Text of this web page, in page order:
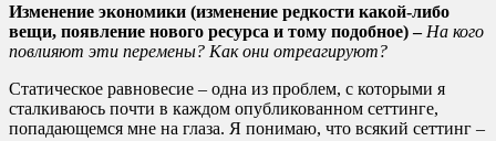
Изменение экономики (изменение редкости какой-либо
вещи, появление нового ресурса и тому подобное) – На кого
повлияют эти перемены? Как они отреагируют?
Статическое равновесие – одна из проблем, с которыми я
сталкиваюсь почти в каждом опубликованном сеттинге,
попадающемся мне на глаза. Я понимаю, что всякий сеттинг –